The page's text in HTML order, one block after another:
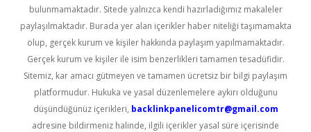
bulunmamaktadır. Sitede yalnızca kendi hazırladığımız makaleler
paylaşılmaktadır. Burada yer alan içerikler haber niteliği taşımamakta
olup, gerçek kurum ve kişiler hakkında paylaşım yapılmamaktadır.
Gerçek kurum ve kişiler ile isim benzerlikleri tamamen tesadüfidir.
Sitemiz, kar amacı gütmeyen ve tamamen ücretsiz bir bilgi paylaşım
platformudur. Hukuka ve yasal düzenlemelere aykırı olduğunu
düşündüğünüz içerikleri, backlinkpanelicomtr@gmail.com
adresine bildirmeniz halinde, ilgili içerikler yasal süre içerisinde